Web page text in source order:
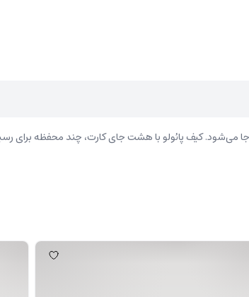
می‌شود. کیف پائولو با هشت جای کارت، چند محفظه برای